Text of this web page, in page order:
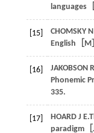
languages
[15]
CHOMSKY
English［M
[16]
Phonemic
335.
[17]
HOARD J
paradigm［